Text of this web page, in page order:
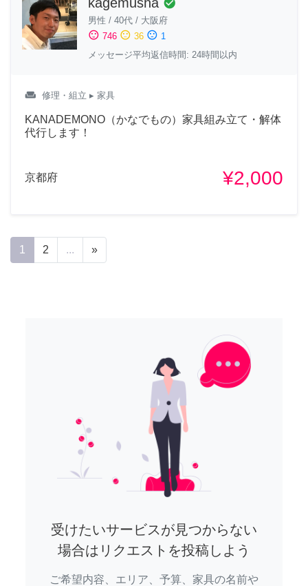
check_circle
男性 / 40代 / 大阪府
sentiment_satisfied 746 sentiment_neutral 36 sentiment_dissatisfied 1
メッセージ平均返信時間: 24時間以内
weekend 修理・組立 ▸ 家具
KANADEMONO（かなでもの）家具組み立て・解体
代行します！
京都府 ¥2,000
1 2 ... »
受けたいサービスが見つからない
場合はリクエストを投稿しよう
ご希望内容、エリア、予算、家具の名前や